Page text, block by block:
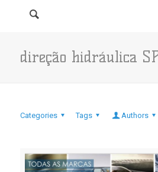
direção hidráulica
Categories Tags Authors